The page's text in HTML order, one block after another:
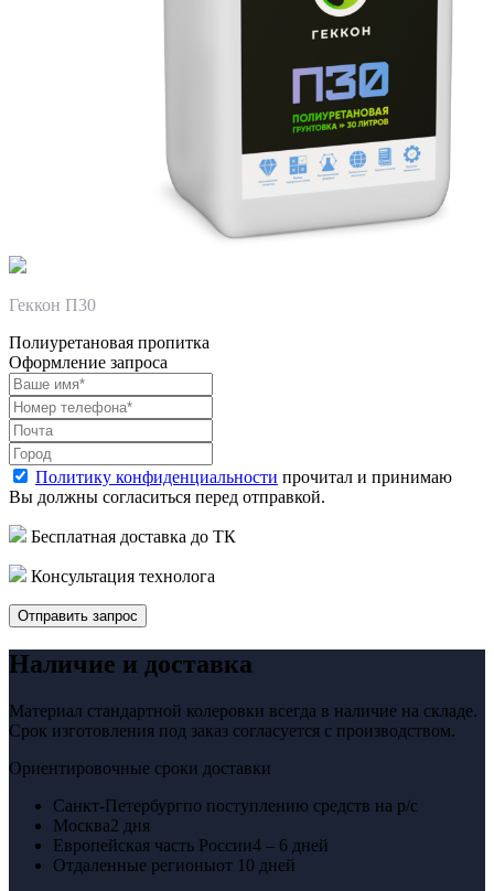
Геккон П30
Полиуретановая пропитка
Оформление запроса
Политику конфиденциальности прочитал и принимаю
Вы должны согласиться перед отправкой.
Бесплатная доставка до ТК
Консультация технолога
Отправить запрос
Наличие и доставка
Материал стандартной колеровки всегда в наличие на складе.
Срок изготовления под заказ согласуется с производством.
Ориентировочные сроки доставки
Санкт-Петербургпо поступлению средств на р/с
Москва2 дня
Европейская часть России4 – 6 дней
Отдаленные регионыот 10 дней